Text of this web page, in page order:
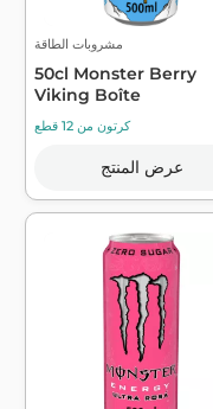
مشروبات الطاقة
50cl Monster Berry
Viking Boîte
كرتون من 12 قطع
عرض المنتج